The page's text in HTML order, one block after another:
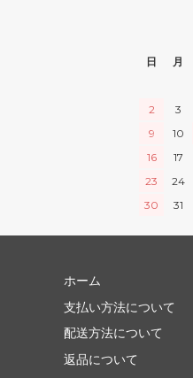
日
月
2
3
9
10
16
17
23
24
30
31
ホーム
支払い方法について
配送方法について
返品について